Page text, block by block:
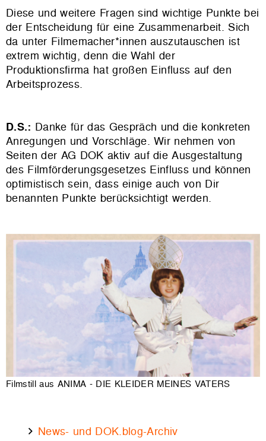
Diese und weitere Fragen sind wichtige Punkte bei
der Entscheidung für eine Zusammenarbeit. Sich
da unter Filmemacher*innen auszutauschen ist
extrem wichtig, denn die Wahl der
Produktionsfirma hat großen Einfluss auf den
Arbeitsprozess.
D.S.: Danke für das Gespräch und die konkreten
Anregungen und Vorschläge. Wir nehmen von
Seiten der AG DOK aktiv auf die Ausgestaltung
des Filmförderungsgesetzes Einfluss und können
optimistisch sein, dass einige auch von Dir
benannten Punkte berücksichtigt werden.
Filmstill aus ANIMA - DIE KLEIDER MEINES VATERS
News- und DOK.blog-Archiv